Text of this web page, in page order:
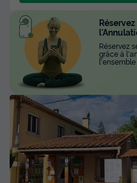
Réservez
grâce à
l'ensemble